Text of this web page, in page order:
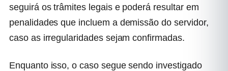
seguirá os trâmites legais e poderá resultar em
penalidades que incluem a demissão do servidor,
caso as irregularidades sejam confirmadas.
Enquanto isso, o caso segue sendo investigado